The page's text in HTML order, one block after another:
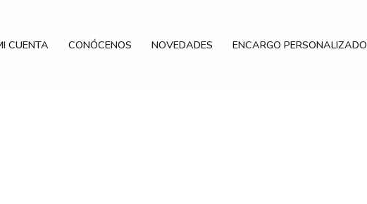
CUENTA CONÓCENOS NOVEDADES ENCARGO PERSONALIZADO